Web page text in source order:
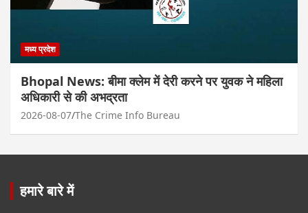
मध्य प्रदेश
Bhopal News: बीमा क्लेम में देरी करने पर युवक ने महिला
अधिकारी से की अभद्रता
2026-08-07 The Crime Info Bureau
हमारे बारे में